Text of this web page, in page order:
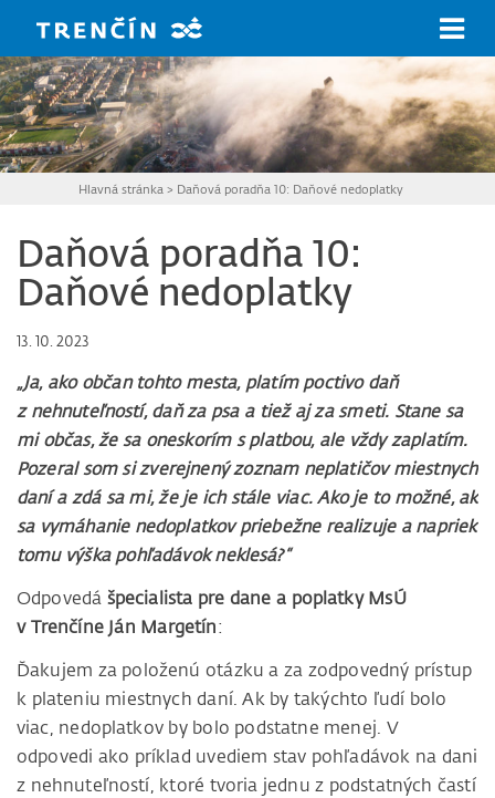
Hlavná stránka > Daňová poradňa 10: Daňové nedoplatky
Daňová poradňa 10:
Daňové nedoplatky
13. 10. 2023
„Ja, ako občan tohto mesta, platím poctivo daň
z nehnuteľností, daň za psa a tiež aj za smeti. Stane sa
mi občas, že sa oneskorím s platbou, ale vždy zaplatím.
Pozeral som si zverejnený zoznam neplatičov miestnych
daní a zdá sa mi, že je ich stále viac. Ako je to možné, ak
sa vymáhanie nedoplatkov priebežne realizuje a napriek
tomu výška pohľadávok neklesá?“
Odpovedá špecialista pre dane a poplatky MsÚ
v Trenčíne Ján Margetín:
Ďakujem za položenú otázku a za zodpovedný prístup
k plateniu miestnych daní. Ak by takýchto ľudí bolo
viac, nedoplatkov by bolo podstatne menej. V
odpovedi ako príklad uvediem stav pohľadávok na dani
z nehnuteľností, ktoré tvoria jednu z podstatných častí